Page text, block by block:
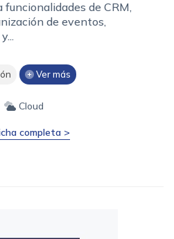
de CRM,
de eventos,
Ver más
Cloud
completa >